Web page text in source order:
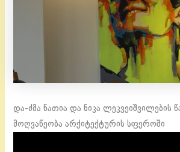
და-ძმა ნათია და ნიკა ლეკვეიშვილების
მოღვაწეობა არქიტექტურის სფეროში